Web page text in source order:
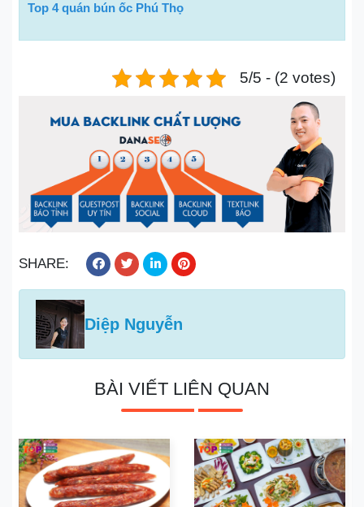
Top 4 quán bún ốc Phú Thọ
5/5 - (2 votes)
SHARE:
Diệp Nguyễn
BÀI VIẾT LIÊN QUAN